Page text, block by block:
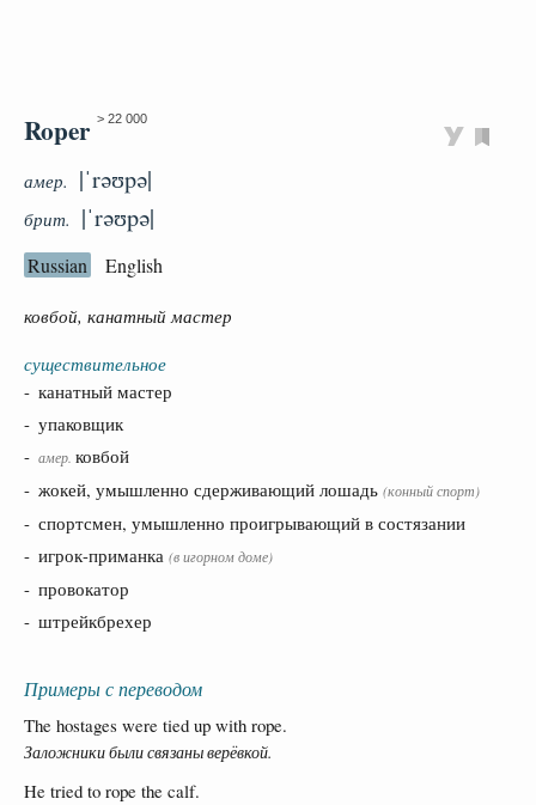
Roper > 22 000
амер. |ˈrəʊpə|
брит. |ˈrəʊpə|
Russian English
ковбой, канатный мастер
существительное
- канатный мастер
- упаковщик
- амер. ковбой
- жокей, умышленно сдерживающий лошадь (конный спорт)
- спортсмен, умышленно проигрывающий в состязании
- игрок-приманка (в игорном доме)
- провокатор
- штрейкбрехер
Примеры с переводом
The hostages were tied up with rope.
Заложники были связаны верёвкой.
He tried to rope the calf.